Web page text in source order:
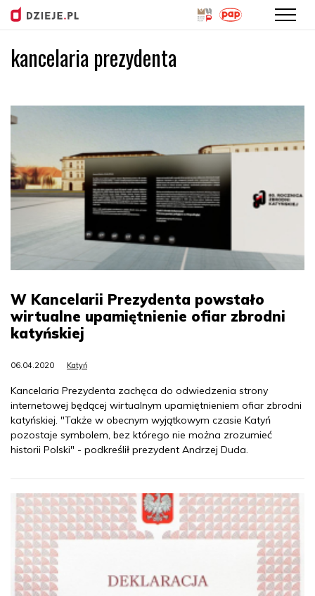
Przejdź
do
kancelaria prezydenta
W Kancelarii Prezydenta powstało
wirtualne upamiętnienie ofiar zbrodni
katyńskiej
06.04.2020 Katyń
Kancelaria Prezydenta zachęca do odwiedzenia strony
internetowej będącej wirtualnym upamiętnieniem ofiar zbrodni
katyńskiej. "Także w obecnym wyjątkowym czasie Katyń
pozostaje symbolem, bez którego nie można zrozumieć
historii Polski" - podkreślił prezydent Andrzej Duda.